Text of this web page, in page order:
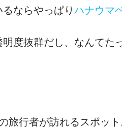
ならやっぱり ハナウマ
度抜群だし、なんてた
旅行者が訪れるスポット